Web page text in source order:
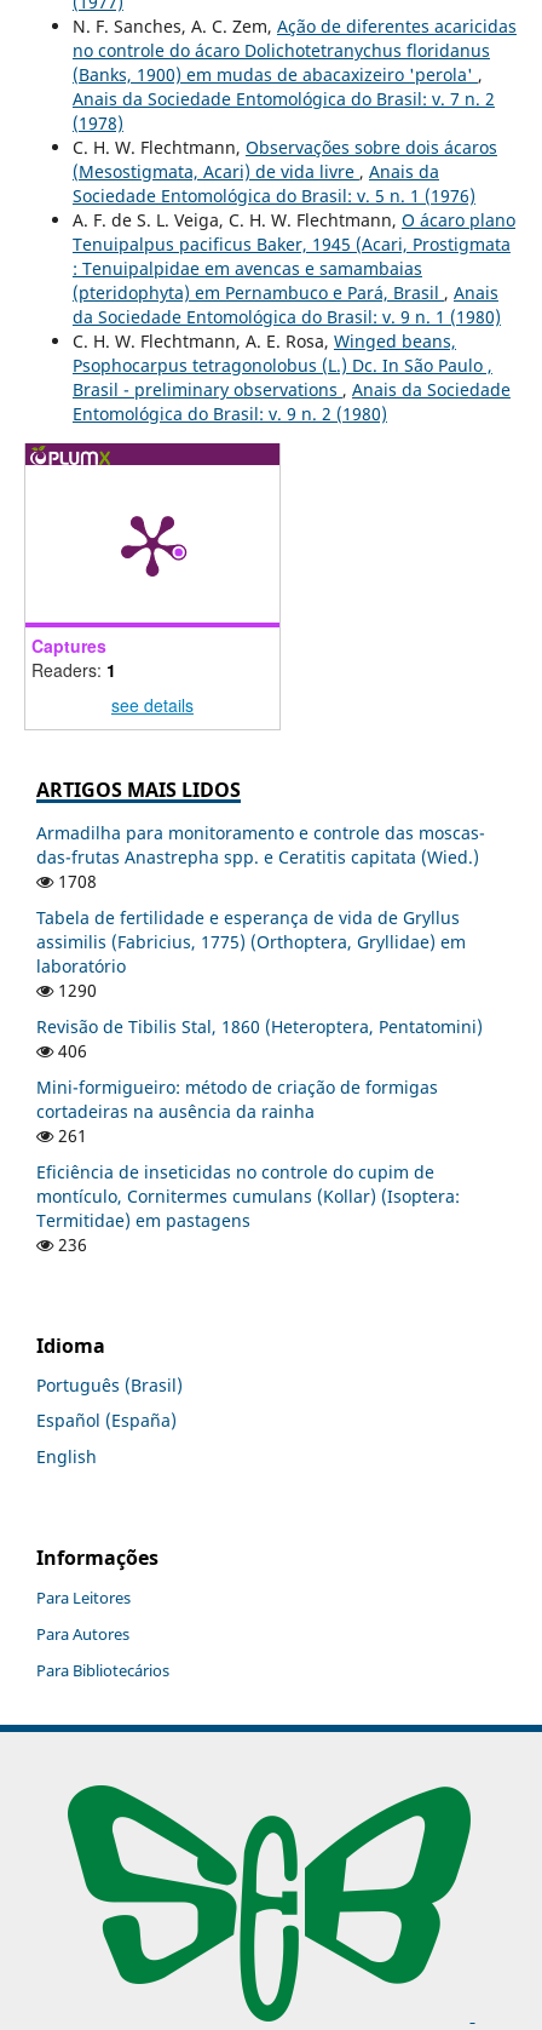
N. F. Sanches, A. C. Zem, Ação de diferentes acaricidas
no controle do ácaro Dolichotetranychus floridanus
(Banks, 1900) em mudas de abacaxizeiro 'perola' ,
Anais da Sociedade Entomológica do Brasil: v. 7 n. 2
(1978)
C. H. W. Flechtmann, Observações sobre dois ácaros
(Mesostigmata, Acari) de vida livre , Anais da
Sociedade Entomológica do Brasil: v. 5 n. 1 (1976)
A. F. de S. L. Veiga, C. H. W. Flechtmann, O ácaro plano
Tenuipalpus pacificus Baker, 1945 (Acari, Prostigmata
: Tenuipalpidae em avencas e samambaias
(pteridophyta) em Pernambuco e Pará, Brasil , Anais
da Sociedade Entomológica do Brasil: v. 9 n. 1 (1980)
C. H. W. Flechtmann, A. E. Rosa, Winged beans,
Psophocarpus tetragonolobus (L.) Dc. In São Paulo ,
Brasil - preliminary observations , Anais da Sociedade
Entomológica do Brasil: v. 9 n. 2 (1980)
Captures
Readers: 1
see details
ARTIGOS MAIS LIDOS
Armadilha para monitoramento e controle das moscas-
das-frutas Anastrepha spp. e Ceratitis capitata (Wied.)
1708
Tabela de fertilidade e esperança de vida de Gryllus
assimilis (Fabricius, 1775) (Orthoptera, Gryllidae) em
laboratório
1290
Revisão de Tibilis Stal, 1860 (Heteroptera, Pentatomini)
406
Mini-formigueiro: método de criação de formigas
cortadeiras na ausência da rainha
261
Eficiência de inseticidas no controle do cupim de
montículo, Cornitermes cumulans (Kollar) (Isoptera:
Termitidae) em pastagens
236
Idioma
Português (Brasil)
Español (España)
English
Informações
Para Leitores
Para Autores
Para Bibliotecários